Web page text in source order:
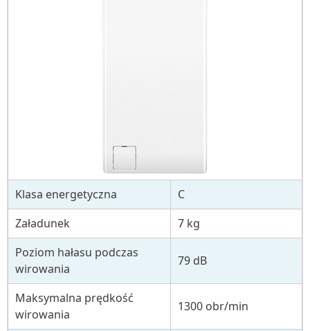
Klasa energetyczna
C
Załadunek
7 kg
Poziom hałasu podczas
wirowania
79 dB
Maksymalna prędkość
wirowania
1300 obr/min